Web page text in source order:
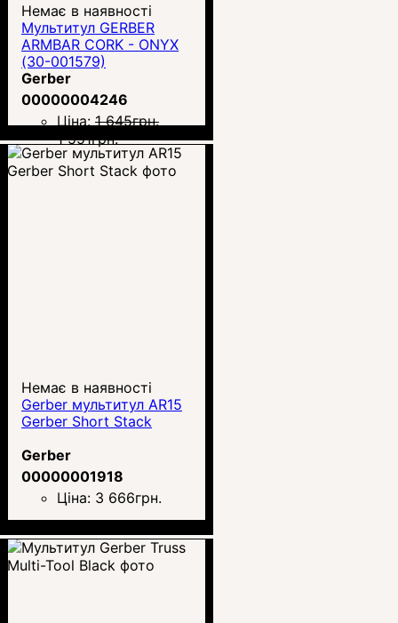
Немає в наявності
Мультитул GERBER
ARMBAR CORK - ONYX
(30-001579)
Gerber
00000004246
Ціна: 1 645грн.
1 551грн.
Немає в наявності
Gerber мультитул AR15
Gerber Short Stack
Gerber
00000001918
Ціна: 3 666грн.